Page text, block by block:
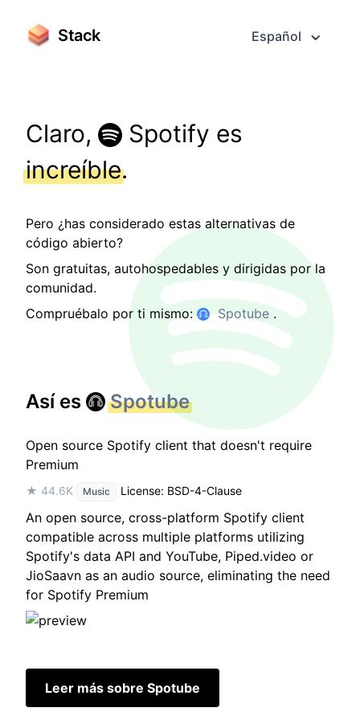
Stack Español
Claro,
Spotify es
increíble.
Pero ¿has considerado estas alternativas de
código abierto?
Son gratuitas, autohospedables y dirigidas por la
comunidad.
Compruébalo por ti mismo:
Spotube .
Así es Spotube
Open source Spotify client that doesn't require
Premium
★ 44.6K Music License: BSD-4-Clause
An open source, cross-platform Spotify client
compatible across multiple platforms utilizing
Spotify's data API and YouTube, Piped.video or
JioSaavn as an audio source, eliminating the need
for Spotify Premium
Leer más sobre Spotube